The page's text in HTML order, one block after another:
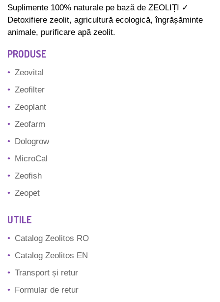
Suplimente 100% naturale pe bază de ZEOLIȚI ✓
Detoxifiere zeolit, agricultură ecologică, îngrășăminte
animale, purificare apă zeolit.
PRODUSE
Zeovital
Zeofilter
Zeoplant
Zeofarm
Dologrow
MicroCal
Zeofish
Zeopet
UTILE
Catalog Zeolitos RO
Catalog Zeolitos EN
Transport și retur
Formular de retur